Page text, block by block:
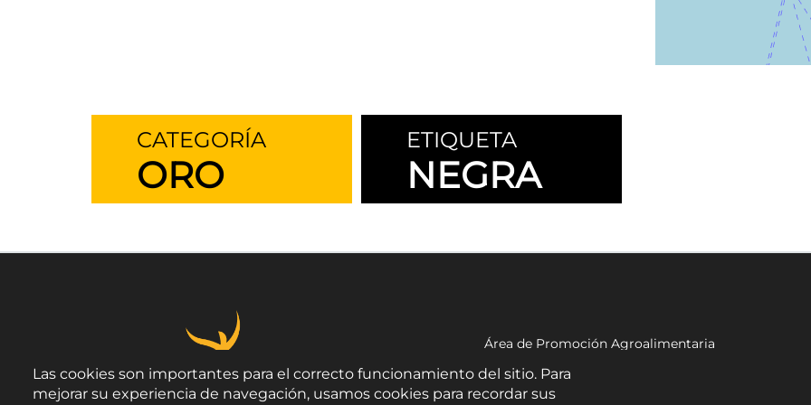
CATEGORÍA
ORO
ETIQUETA
NEGRA
Área de Promoción Agroalimentaria
C/ Navarro Rodrigo, 17.
Las cookies son importantes para el correcto funcionamiento del sitio. Para
mejorar su experiencia de navegación, usamos cookies para recordar sus